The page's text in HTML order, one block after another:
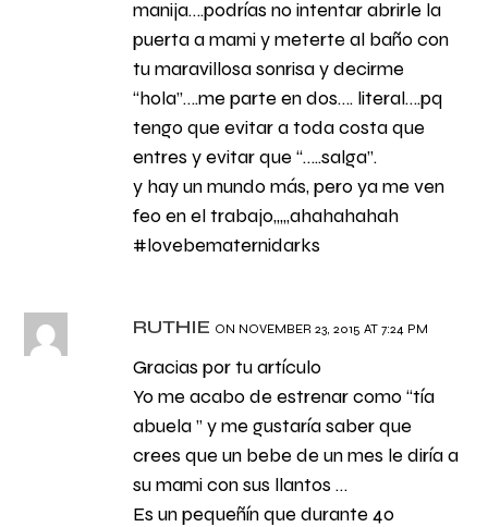
manija….podrías no intentar abrirle la
puerta a mami y meterte al baño con
tu maravillosa sonrisa y decirme
“hola”….me parte en dos…. literal….pq
tengo que evitar a toda costa que
entres y evitar que “…..salga”.
y hay un mundo más, pero ya me ven
feo en el trabajo,,,,,ahahahahah
#lovebematernidarks
RUTHIE ON NOVEMBER 23, 2015 AT 7:24 PM
Gracias por tu artículo
Yo me acabo de estrenar como “tía
abuela ” y me gustaría saber que
crees que un bebe de un mes le diría a
su mami con sus llantos …
Es un pequeñín que durante 40